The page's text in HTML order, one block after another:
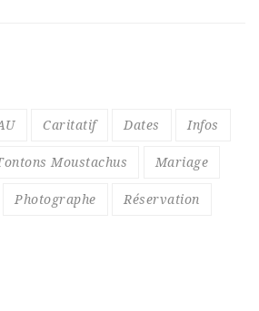
Caritatif Dates Infos
Moustachus Mariage
Photographe Réservation